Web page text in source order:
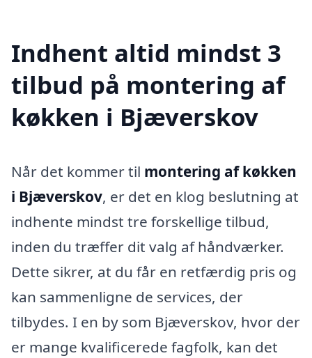
Indhent altid mindst 3
tilbud på montering af
køkken i Bjæverskov
Når det kommer til montering af køkken
i Bjæverskov, er det en klog beslutning at
indhente mindst tre forskellige tilbud,
inden du træffer dit valg af håndværker.
Dette sikrer, at du får en retfærdig pris og
kan sammenligne de services, der
tilbydes. I en by som Bjæverskov, hvor der
er mange kvalificerede fagfolk, kan det